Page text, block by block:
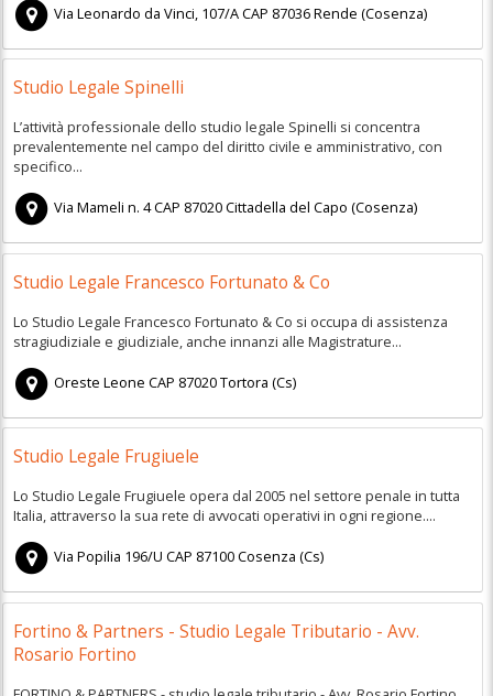
Via Leonardo da Vinci, 107/ACAP 87036Rende (Cosenza)
Studio Legale Spinelli
L’attività professionale dello studio legale Spinelli si concentra
prevalentemente nel campo del diritto civile e amministrativo, con
specifico...
Via Mameli n. 4CAP 87020Cittadella del Capo (Cosenza)
Studio Legale Francesco Fortunato & Co
Lo Studio Legale Francesco Fortunato & Co si occupa di assistenza
stragiudiziale e giudiziale, anche innanzi alle Magistrature...
Oreste Leone CAP 87020Tortora (Cs)
Studio Legale Frugiuele
Lo Studio Legale Frugiuele opera dal 2005 nel settore penale in tutta
Italia, attraverso la sua rete di avvocati operativi in ogni regione....
Via Popilia 196/U CAP 87100Cosenza (Cs)
Fortino & Partners - Studio Legale Tributario - Avv.
Rosario Fortino